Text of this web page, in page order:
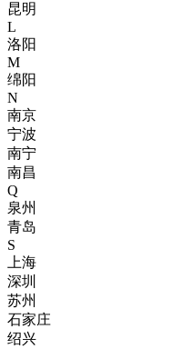
昆明
L
洛阳
M
绵阳
N
南京
宁波
南宁
南昌
Q
泉州
青岛
S
上海
深圳
苏州
石家庄
绍兴